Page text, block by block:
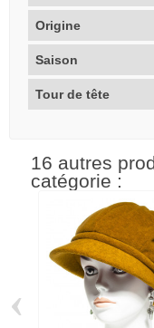
Origine
Saison
Tour de tête
16 autres
catégorie :
‹